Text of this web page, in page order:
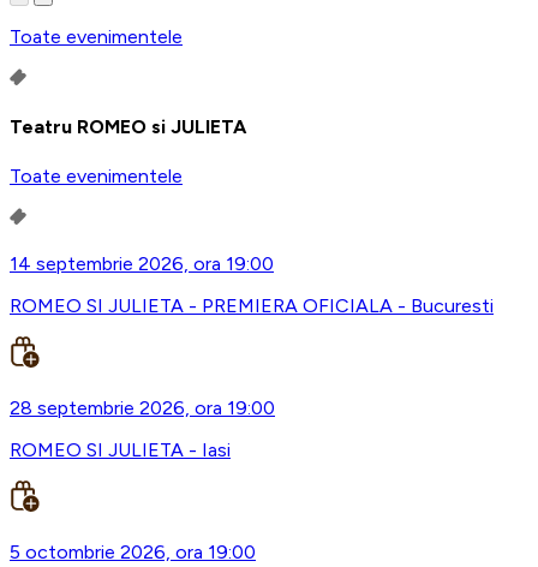
Toate evenimentele
Teatru ROMEO si JULIETA
Toate evenimentele
14 septembrie 2026, ora 19:00
ROMEO SI JULIETA - PREMIERA OFICIALA - Bucuresti
28 septembrie 2026, ora 19:00
ROMEO SI JULIETA - Iasi
5 octombrie 2026, ora 19:00